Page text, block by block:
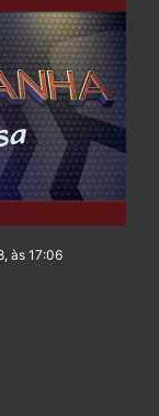
às 17:06